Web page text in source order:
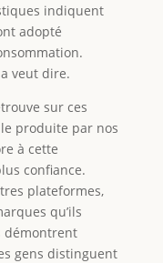
indiquent
adopté
veut dire.
sur ces
produite par nos
à cette
confiance.
plateformes,
qu’ils
démontrent
gens distinguent